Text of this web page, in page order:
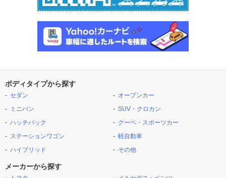
ボディタイプから探す
セダン
ミニバン
ハッチバック
ステーションワゴン
ハイブリッド
オープンカー
SUV・クロカン
クーペ・スポーツカー
軽自動車
その他
メーカーから探す